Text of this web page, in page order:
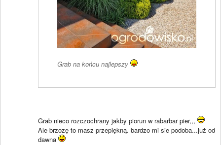
Grab na końcu najlepszy
Grab nieco rozczochrany jakby piorun w rabarbar pier,,,
Ale brzozę to masz przepiękną. bardzo mi sie podoba...już od
dawna